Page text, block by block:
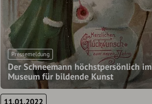
Pressemeldung
Der Schneemann höchstpersönlich im
Museum für bildende Kunst
11.01.2022